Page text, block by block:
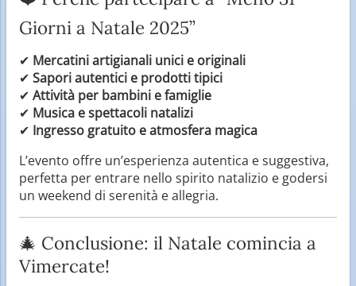
Giorni a Natale 2025”
✔ Mercatini artigianali unici e originali
✔ Sapori autentici e prodotti tipici
✔ Attività per bambini e famiglie
✔ Musica e spettacoli natalizi
✔ Ingresso gratuito e atmosfera magica
L’evento offre un’esperienza autentica e suggestiva,
perfetta per entrare nello spirito natalizio e godersi
un weekend di serenità e allegria.
🎄 Conclusione: il Natale comincia a
Vimercate!